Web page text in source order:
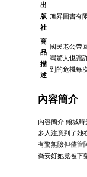
出
版
社
旭昇圖書有
商
品
描
述
國民老公帶
鳴驚人也讓
到的危機每
內容簡介
內容簡介 傾城
多人注意到了她
有驚無險但儘管
喬安好她竟被下